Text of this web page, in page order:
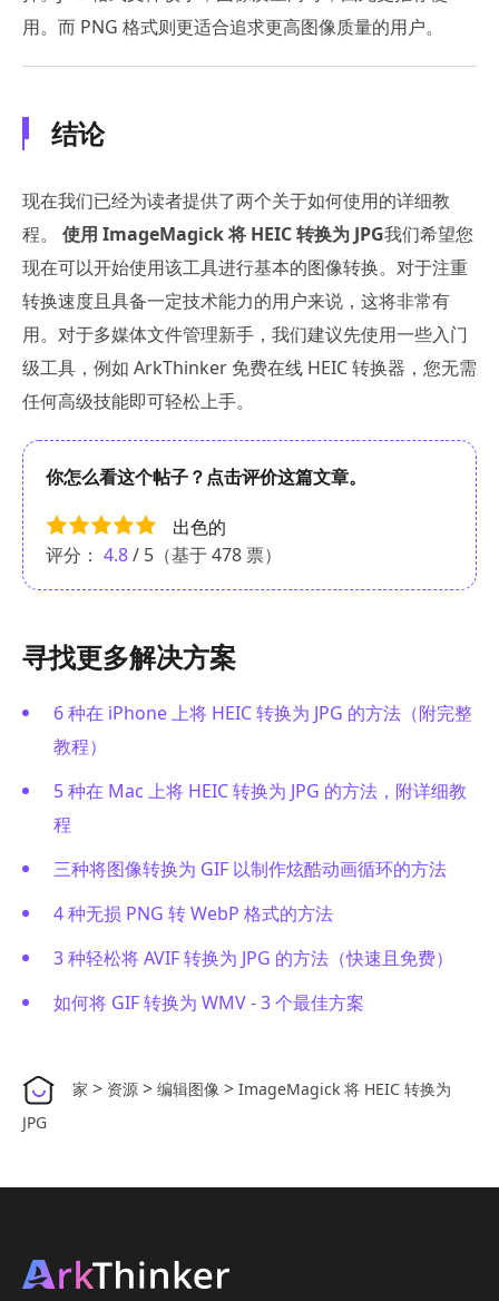
用。而 PNG 格式则更适合追求更高图像质量的用户。
结论
现在我们已经为读者提供了两个关于如何使用的详细教
程。 使用 ImageMagick 将 HEIC 转换为 JPG我们希望您
现在可以开始使用该工具进行基本的图像转换。对于注重
转换速度且具备一定技术能力的用户来说，这将非常有
用。对于多媒体文件管理新手，我们建议先使用一些入门
级工具，例如 ArkThinker 免费在线 HEIC 转换器，您无需
任何高级技能即可轻松上手。
你怎么看这个帖子？点击评价这篇文章。
出色的
评分： 4.8/ 5（基于478 票）
寻找更多解决方案
6 种在 iPhone 上将 HEIC 转换为 JPG 的方法（附完整
教程）
5 种在 Mac 上将 HEIC 转换为 JPG 的方法，附详细教
程
三种将图像转换为 GIF 以制作炫酷动画循环的方法
4 种无损 PNG 转 WebP 格式的方法
3 种轻松将 AVIF 转换为 JPG 的方法（快速且免费）
如何将 GIF 转换为 WMV - 3 个最佳方案
家 > 资源 > 编辑图像 > ImageMagick 将 HEIC 转换为
JPG